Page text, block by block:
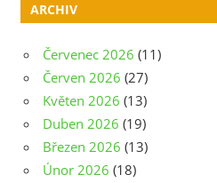
ARCHIV
Červenec 2026 (11)
Červen 2026 (27)
Květen 2026 (13)
Duben 2026 (19)
Březen 2026 (13)
Únor 2026 (18)